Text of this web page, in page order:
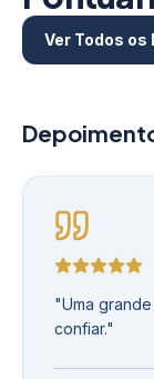
Ver Todos
"Uma
confiar."